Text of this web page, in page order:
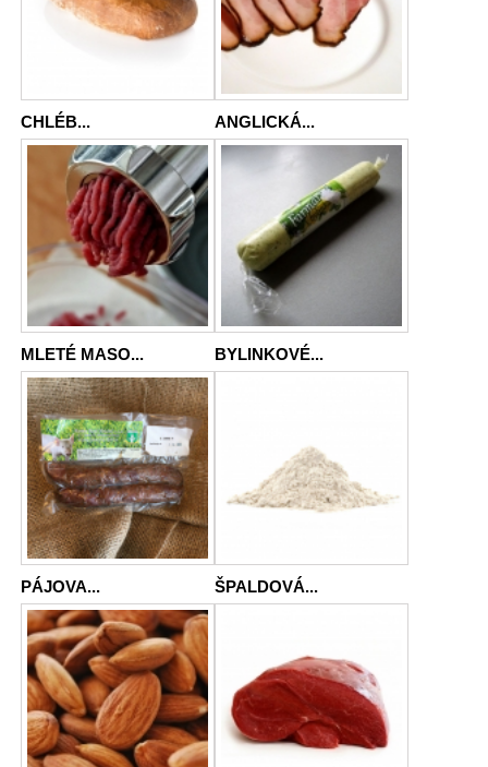
CHLÉB... ANGLICKÁ...
MLETÉ MASO... BYLINKOVÉ...
PÁJOVA... ŠPALDOVÁ...